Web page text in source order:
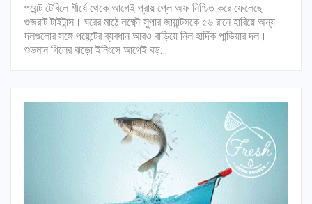
পয়েন্ট টেবিলে শীর্ষে থেকে আগেই প্রায় প্লে অফ নিশ্চিত করে ফেলেছে
গুজরাট টাইটান্স। ঘরের মাঠে লক্ষ্ণৌ সুপার জায়ান্টসকে ৫৬ রানে হারিয়ে অন্য
দলগুলোর সঙ্গে পয়েন্টের ব্যবধান আরও বাড়িয়ে নিল হার্দিক পান্ডিয়ার দল।
শুভমান গিলের ঝড়ো ইনিংসে আগেই বড়…